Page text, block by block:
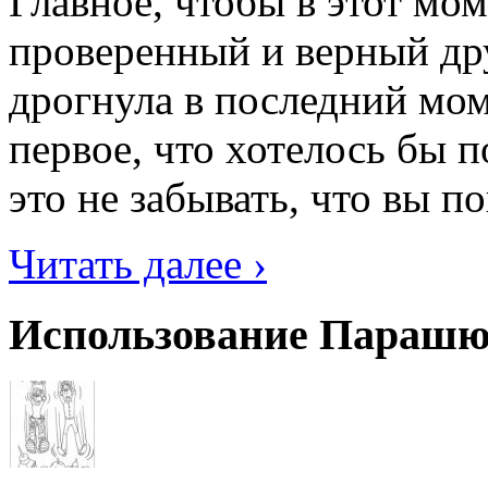
проверенный и верный
дрогнула в последний
первое, что хотелось бы
это не забывать, что вы
Читать далее ›
Использование